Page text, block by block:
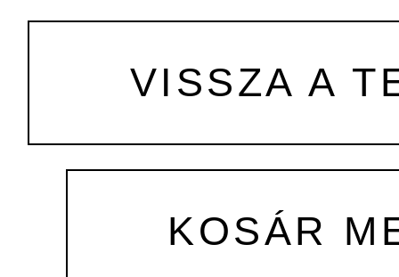
VISSZA A
KOSÁR